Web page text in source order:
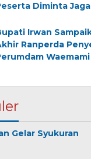
Diminta
Irwan
Ranperda
Waemami
Gelar Syukuran